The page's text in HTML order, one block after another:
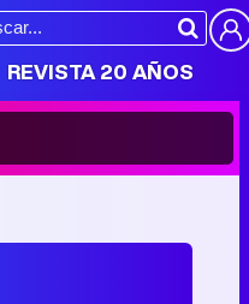
REVISTA 20 AÑOS